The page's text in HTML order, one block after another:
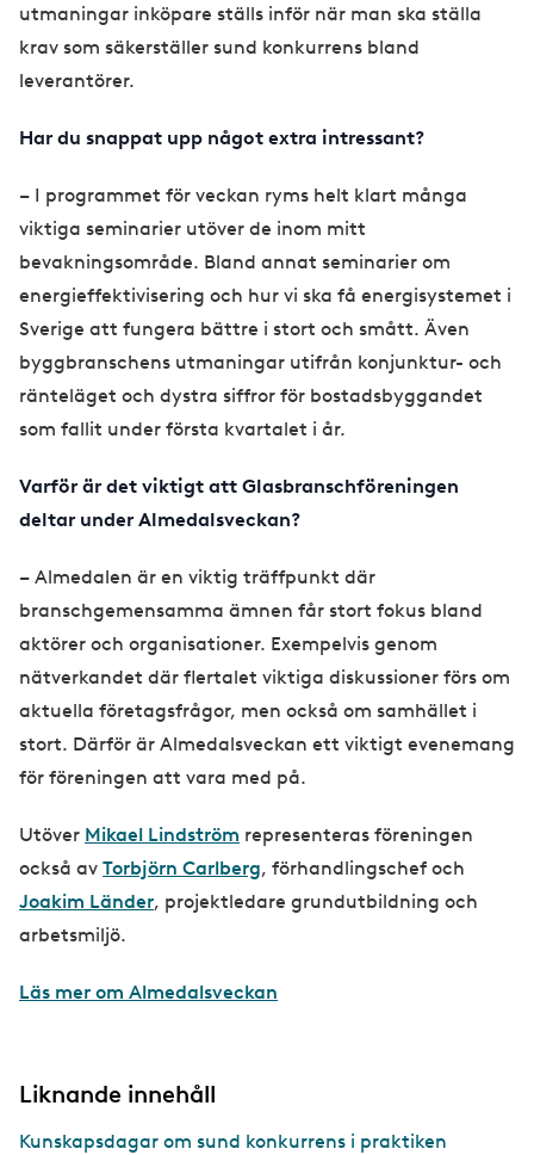
utmaningar inköpare ställs inför när man ska ställa
krav som säkerställer sund konkurrens bland
leverantörer.
Har du snappat upp något extra intressant?
– I programmet för veckan ryms helt klart många
viktiga seminarier utöver de inom mitt
bevakningsområde. Bland annat seminarier om
energieffektivisering och hur vi ska få energisystemet i
Sverige att fungera bättre i stort och smått. Även
byggbranschens utmaningar utifrån konjunktur- och
ränteläget och dystra siffror för bostadsbyggandet
som fallit under första kvartalet i år.
Varför är det viktigt att Glasbranschföreningen
deltar under Almedalsveckan?
– Almedalen är en viktig träffpunkt där
branschgemensamma ämnen får stort fokus bland
aktörer och organisationer. Exempelvis genom
nätverkandet där flertalet viktiga diskussioner förs om
aktuella företagsfrågor, men också om samhället i
stort. Därför är Almedalsveckan ett viktigt evenemang
för föreningen att vara med på.
Utöver Mikael Lindström representeras föreningen
också av Torbjörn Carlberg, förhandlingschef och
Joakim Länder, projektledare grundutbildning och
arbetsmiljö.
Läs mer om Almedalsveckan
Liknande innehåll
Kunskapsdagar om sund konkurrens i praktiken